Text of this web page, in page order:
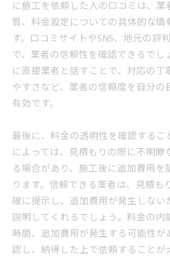
に施工を依頼した人の口コミは、
質、料金設定についての具体的な情
す。口コミサイトやSNS、地元の評
で、業者の信頼性を確認できるでし
に直接業者と話すことで、対応の丁
やすさなど、業者の信頼度を自分の
有効です。
最後に、料金の透明性を確認するこ
によっては、見積もりの際に不明瞭
る場合があり、施工後に追加費用を
ります。信頼できる業者は、見積も
確に提示し、追加費用が発生しない
説明してくれるでしょう。料金の内
時間、追加費用が発生する可能性
認し、納得した上で依頼することが